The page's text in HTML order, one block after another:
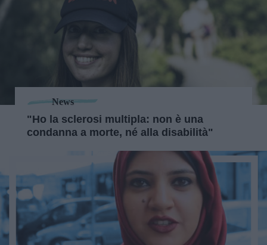
News
"Ho la sclerosi multipla: non è una
condanna a morte, né alla disabilità"